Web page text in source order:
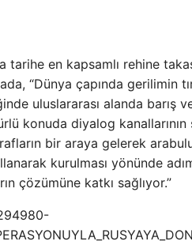
tarihe en kapsamlı rehine
“Dünya çapında gerilimin
uluslararası alanda barış
konuda diyalog kanallarının
bir araya gelerek
kurulması yönünde
çözümüne katkı sağlıyor.”